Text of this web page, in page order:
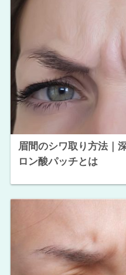
眉間のシワ取り方法｜
ロン酸パッチとは